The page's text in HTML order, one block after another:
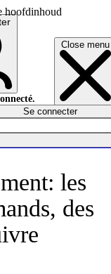
hoofdinhoud
Close menu
Se connecter
les
des